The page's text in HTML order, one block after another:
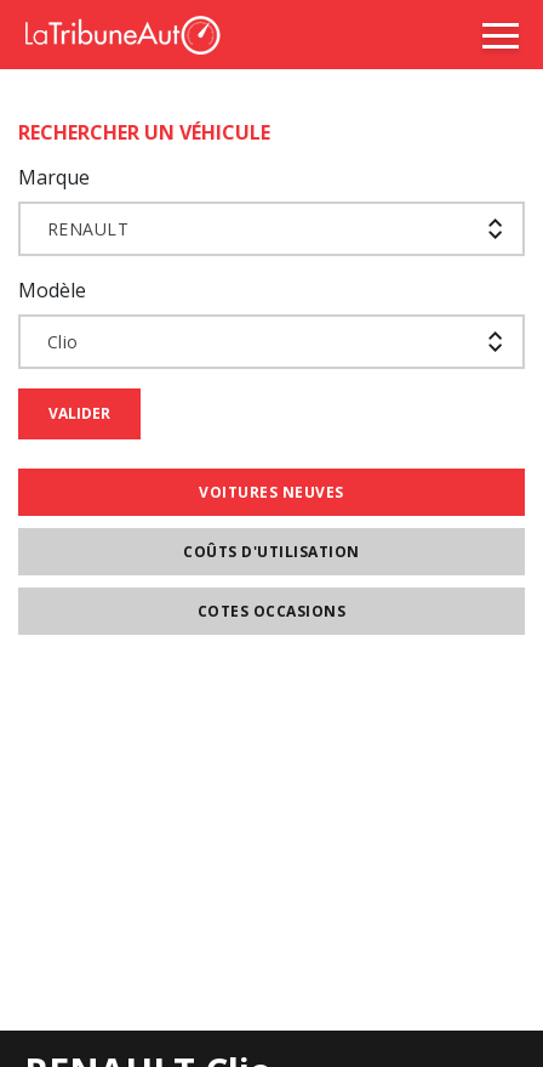
RECHERCHER UN VÉHICULE
Marque
RENAULT
Modèle
Clio
VALIDER
VOITURES NEUVES
COÛTS D'UTILISATION
COTES OCCASIONS